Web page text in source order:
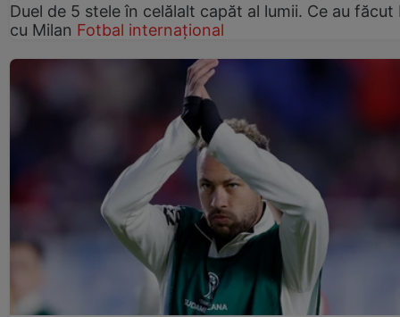
Duel de 5 stele în celălalt capăt al lumii. Ce au făcut
cu Milan Fotbal internațional